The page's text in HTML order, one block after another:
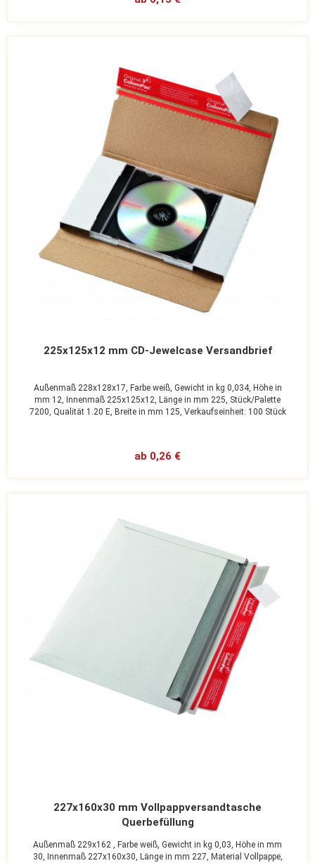
225x125x12 mm CD-Jewelcase Versandbrief
Außenmaß 228x128x17, Farbe weiß, Gewicht in kg 0,034, Höhe in
mm 12, Innenmaß 225x125x12, Länge in mm 225, Stück/Palette
7200, Qualität 1.20 E, Breite in mm 125, Verkaufseinheit: 100 Stück
ab 0,26 €
227x160x30 mm Vollpappversandtasche
Querbefüllung
Außenmaß 229x162 , Farbe weiß, Gewicht in kg 0,03, Höhe in mm
30, Innenmaß 227x160x30, Länge in mm 227, Material Vollpappe,